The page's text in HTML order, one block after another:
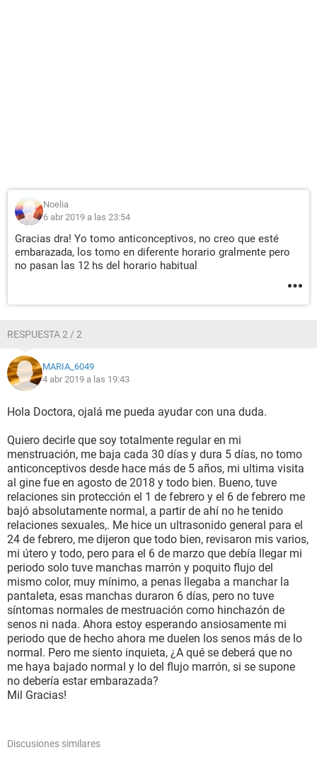
Noelia
6 abr 2019 a las 23:54
Gracias dra! Yo tomo anticonceptivos, no creo que esté
embarazada, los tomo en diferente horario gralmente pero
no pasan las 12 hs del horario habitual
RESPUESTA 2 / 2
MARIA_6049
4 abr 2019 a las 19:43
Hola Doctora, ojalá me pueda ayudar con una duda.
Quiero decirle que soy totalmente regular en mi
menstruación, me baja cada 30 días y dura 5 días, no tomo
anticonceptivos desde hace más de 5 años, mi ultima visita
al gine fue en agosto de 2018 y todo bien. Bueno, tuve
relaciones sin protección el 1 de febrero y el 6 de febrero me
bajó absolutamente normal, a partir de ahí no he tenido
relaciones sexuales,. Me hice un ultrasonido general para el
24 de febrero, me dijeron que todo bien, revisaron mis varios,
mi útero y todo, pero para el 6 de marzo que debía llegar mi
periodo solo tuve manchas marrón y poquito flujo del
mismo color, muy mínimo, a penas llegaba a manchar la
pantaleta, esas manchas duraron 6 días, pero no tuve
síntomas normales de mestruación como hinchazón de
senos ni nada. Ahora estoy esperando ansiosamente mi
periodo que de hecho ahora me duelen los senos más de lo
normal. Pero me siento inquieta, ¿A qué se deberá que no
me haya bajado normal y lo del flujo marrón, si se supone
no debería estar embarazada?
Mil Gracias!
Discusiones similares